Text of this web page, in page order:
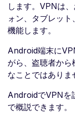
します。VPNは
ォン、タブレッ
機能します。
Android端末に
がら、盗聴者か
なことではありま
AndroidでVPNを
で概説できます。